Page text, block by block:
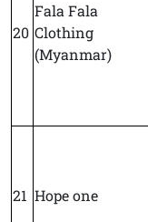
20
Fala Fala
Clothing
(Myanmar)
21 Hope one